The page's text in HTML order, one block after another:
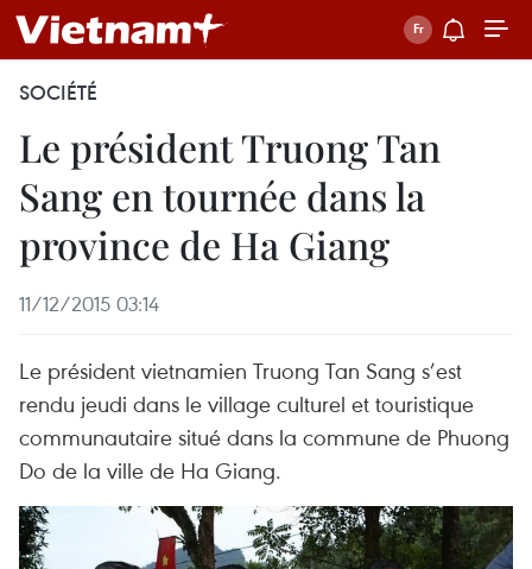
SOCIÉTÉ
Le président Truong Tan
Sang en tournée dans la
province de Ha Giang
11/12/2015 03:14
Le président vietnamien Truong Tan Sang s’est
rendu jeudi dans le village culturel et touristique
communautaire situé dans la commune de Phuong
Do de la ville de Ha Giang.